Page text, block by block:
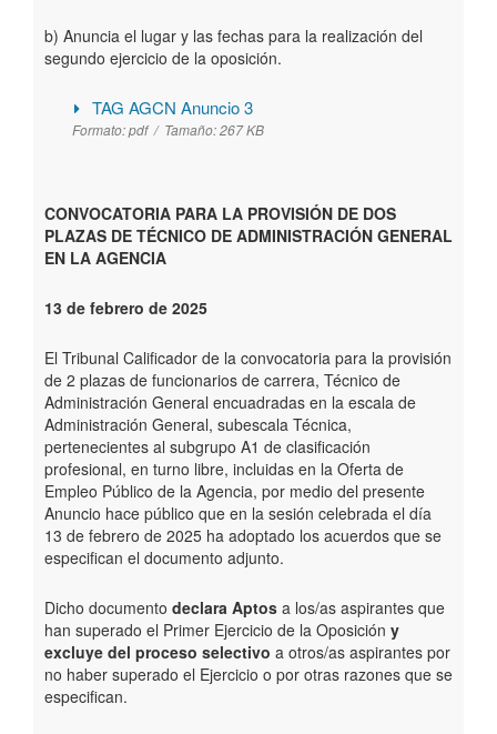
b) Anuncia el lugar y las fechas para la realización del
segundo ejercicio de la oposición.
TAG AGCN Anuncio 3
Formato:pdf / Tamaño:267 KB
CONVOCATORIA PARA LA PROVISIÓN DE DOS
PLAZAS DE TÉCNICO DE ADMINISTRACIÓN GENERAL
EN LA AGENCIA
13 de febrero de 2025
El Tribunal Calificador de la convocatoria para la provisión
de 2 plazas de funcionarios de carrera, Técnico de
Administración General encuadradas en la escala de
Administración General, subescala Técnica,
pertenecientes al subgrupo A1 de clasificación
profesional, en turno libre, incluidas en la Oferta de
Empleo Público de la Agencia, por medio del presente
Anuncio hace público que en la sesión celebrada el día
13 de febrero de 2025 ha adoptado los acuerdos que se
especifican el documento adjunto.
Dicho documento declara Aptos a los/as aspirantes que
han superado el Primer Ejercicio de la Oposición y
excluye del proceso selectivo a otros/as aspirantes por
no haber superado el Ejercicio o por otras razones que se
especifican.